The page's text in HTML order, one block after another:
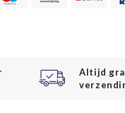
Altijd